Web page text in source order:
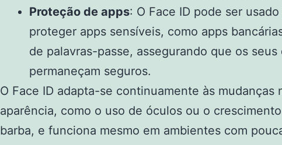
Proteção de apps: O Face ID pode ser usado
proteger apps sensíveis, como apps
de palavras-passe, assegurando que os seus
permaneçam seguros.
O Face ID adapta-se continuamente às mudanças
aparência, como o uso de óculos ou o
barba, e funciona mesmo em ambientes com